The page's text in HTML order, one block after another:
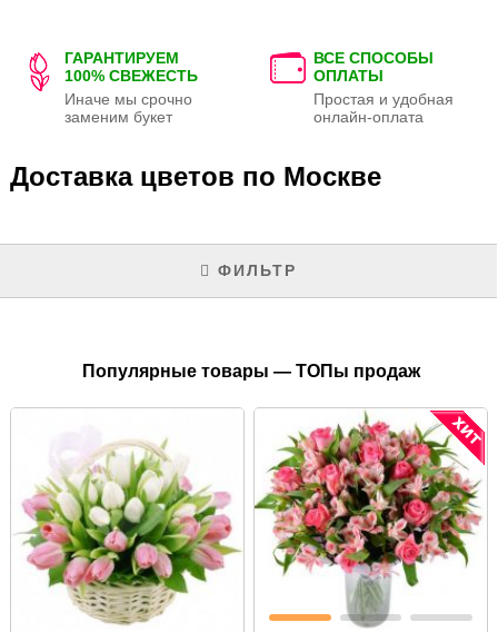
ГАРАНТИРУЕМ
100% СВЕЖЕСТЬ
Иначе мы срочно
заменим букет
ВСЕ СПОСОБЫ
ОПЛАТЫ
Простая и удобная
онлайн-оплата
Доставка цветов по Москве
ФИЛЬТР
Популярные товары — ТОПы продаж